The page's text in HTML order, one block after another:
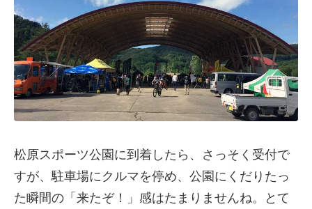
松原スポーツ公園に到着したら、さっそく受付で
すが、駐車場にクルマを停め、公園にくだりたっ
た瞬間の「来たぞ！」感はたまりませんね。とて